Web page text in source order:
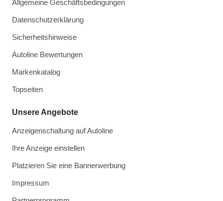
Allgemeine Geschäftsbedingungen
Datenschutzerklärung
Sicherheitshinweise
Autoline Bewertungen
Markenkatalog
Topseiten
Unsere Angebote
Anzeigenschaltung auf Autoline
Ihre Anzeige einstellen
Platzieren Sie eine Bannerwerbung
Impressum